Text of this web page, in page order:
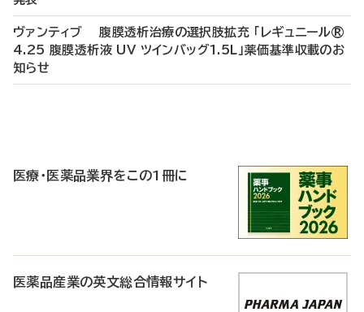
ヴァンティブ 腹膜透析治療の選択肢拡充 「レギュニール®
4.25 腹膜透析液 UV ツインバッグ1.5L」薬価基準収載のお
知らせ
医療・医薬品業界をこの1冊に
医薬品産業の英文総合情報サイト